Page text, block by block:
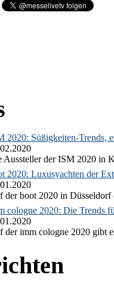
2020: Süßigkeiten-Trends,
Aussteller der ISM 2020 in
2020: Luxusyachten der
der boot 2020 in Düsseldorf
cologne 2020: Die Trends
der imm cologne 2020 gibt